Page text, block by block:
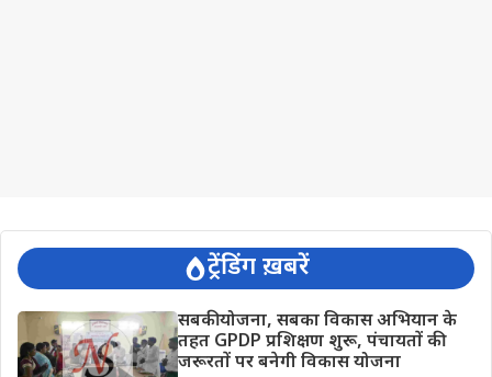
ट्रेंडिंग ख़बरें
सबकी योजना, सबका विकास अभियान के
तहत GPDP प्रशिक्षण शुरू, पंचायतों की
जरूरतों पर बनेगी विकास योजना